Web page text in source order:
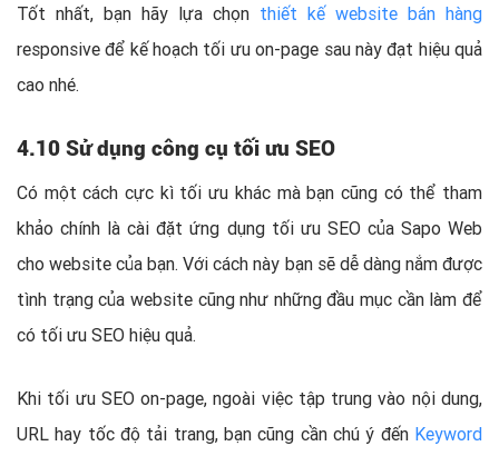
Tốt nhất, bạn hãy lựa chọn thiết kế website bán hàng
responsive để kế hoạch tối ưu on-page sau này đạt hiệu quả
cao nhé.
4.10 Sử dụng công cụ tối ưu SEO
Có một cách cực kì tối ưu khác mà bạn cũng có thể tham
khảo chính là cài đặt ứng dụng tối ưu SEO của Sapo Web
cho website của bạn. Với cách này bạn sẽ dễ dàng nắm được
tình trạng của website cũng như những đầu mục cần làm để
có tối ưu SEO hiệu quả.
Khi tối ưu SEO on-page, ngoài việc tập trung vào nội dung,
URL hay tốc độ tải trang, bạn cũng cần chú ý đến Keyword